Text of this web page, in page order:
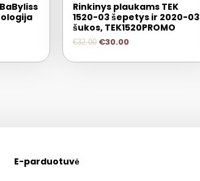
Rinkinys plaukams TEK
1520-03 šepetys ir 2020-03
šukos, TEK1520PROMO
€32.00 €30.00
E-parduotuvė